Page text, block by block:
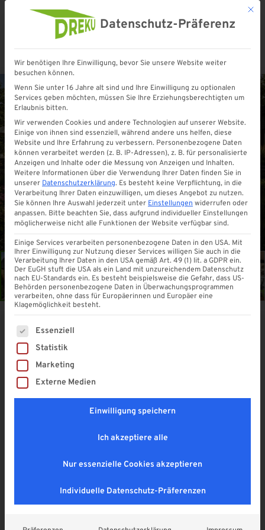
Startseite»Shop»Glasschiebewand LOFT aus ESG-Glas bis 3.000 mm | 4 – läufig | 3 Scheiben
-10%
Glasschiebewand LOFT aus
ESG-Glas bis 3.000 mm | 4 –
läufig | 3 Scheiben
Sie sparen:185,00€
Mit
Datenschutz-Präferenz
Wir benötigen Ihre Einwilligung, bevor Sie unsere Website weiter
besuchen können.
Wenn Sie unter 16 Jahre alt sind und Ihre Einwilligung zu optionalen
Services geben möchten, müssen Sie Ihre Erziehungsberechtigten um
Erlaubnis bitten.
Wir verwenden Cookies und andere Technologien auf unserer Website.
Einige von ihnen sind essenziell, während andere uns helfen, diese
Website und Ihre Erfahrung zu verbessern. Personenbezogene Daten
können verarbeitet werden (z. B. IP-Adressen), z. B. für personalisierte
Anzeigen und Inhalte oder die Messung von Anzeigen und Inhalten.
Weitere Informationen über die Verwendung Ihrer Daten finden Sie in
unserer Datenschutzerklärung. Es besteht keine Verpflichtung, in die
Verarbeitung Ihrer Daten einzuwilligen, um dieses Angebot zu nutzen.
Sie können Ihre Auswahl jederzeit unter Einstellungen widerrufen oder
anpassen. Bitte beachten Sie, dass aufgrund individueller Einstellungen
möglicherweise nicht alle Funktionen der Website verfügbar sind.
Einige Services verarbeiten personenbezogene Daten in den USA. Mit
Ihrer Einwilligung zur Nutzung dieser Services willigen Sie auch in die
Verarbeitung Ihrer Daten in den USA gemäß Art. 49 (1) lit. a GDPR ein.
Der EuGH stuft die USA als ein Land mit unzureichendem Datenschutz
nach EU-Standards ein. Es besteht beispielsweise die Gefahr, dass US-
Behörden personenbezogene Daten in Überwachungsprogrammen
verarbeiten, ohne dass für Europäerinnen und Europäer eine
Klagemöglichkeit besteht.
Es folgt eine Liste der Service-Gruppen, für die eine
Essenziell
Statistik
Marketing
Externe Medien
Einwilligung speichern
Ich akzeptiere alle
Nur essenzielle Cookies akzeptieren
Individuelle Datenschutz-Präferenzen